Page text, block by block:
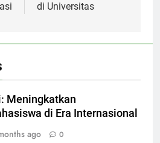
di Universitas
Meningkatkan
di Era Internasional
ago 0